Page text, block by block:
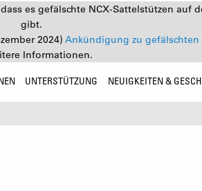
es gefälschte NCX-Sattelstützen auf
gibt.
2024) Ankündigung zu gefälschten
Informationen.
UNTERSTÜTZUNG NEUIGKEITEN &